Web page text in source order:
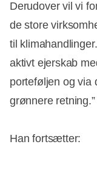
Derudover vil vi
de store
til
aktivt ejerskab
porteføljen og via
grønnere retning.”
Han fortsætter: